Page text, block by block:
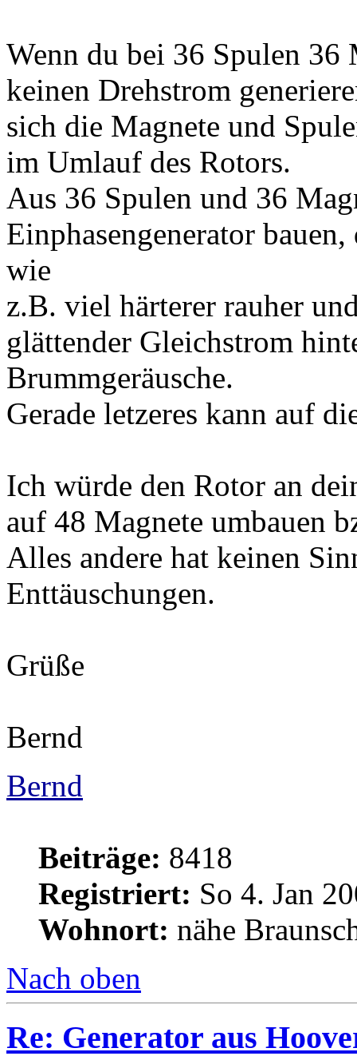
Wenn du bei 36 Spulen 36
keinen Drehstrom
sich die Magnete und
im Umlauf des Rotors.
Aus 36 Spulen und 36
Einphasengenerator
wie
z.B. viel härterer rauher
glättender Gleichstrom
Brummgeräusche.
Gerade letzeres kann auf
Ich würde den Rotor an
auf 48 Magnete umbauen
Alles andere hat keinen
Enttäuschungen.
Grüße
Bernd
Bernd
Beiträge: 8418
Registriert: So 4. Jan
Wohnort: nähe
Nach oben
Re: Generator aus